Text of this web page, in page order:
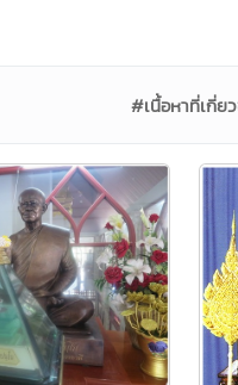
#เนื้อหาที่เกี่ย